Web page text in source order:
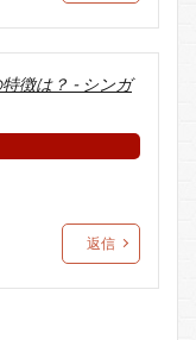
徴は？ - シンガ
返信